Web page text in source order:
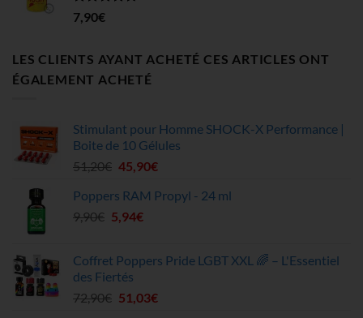
Note4.67
sur 5
7,90€
LES CLIENTS AYANT ACHETÉ CES ARTICLES ONT
ÉGALEMENT ACHETÉ
Stimulant pour Homme SHOCK-X Performance |
Boite de 10 Gélules
51,20€ Le
initial
était :
45,90€Le
actuel
Poppers RAM Propyl - 24 ml
9,90€ Le
était :
9,90€.
5,94€Le
est :
Coffret Poppers Pride LGBT XXL 🌈 – L'Essentiel
des Fiertés
72,90€ Le
51,03€Le